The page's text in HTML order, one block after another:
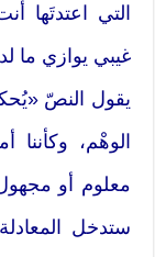
التي اعتدتَها
غيبي يوازي ما
يقول النصّ
الوهْم،
معلوم أو
ستدخل